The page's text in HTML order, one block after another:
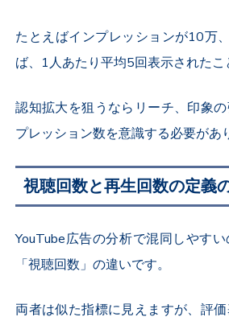
たとえばインプレッションが10万
ば、 1人あたり平均5回表示されたこ
認知拡大を狙うならリーチ、印象
プレッション数を意識する必要があ
視聴回数と再生回数の定義
YouTube広告の分析で混同しやす
「視聴回数」の違いです。
両者は似た指標に見えますが、評